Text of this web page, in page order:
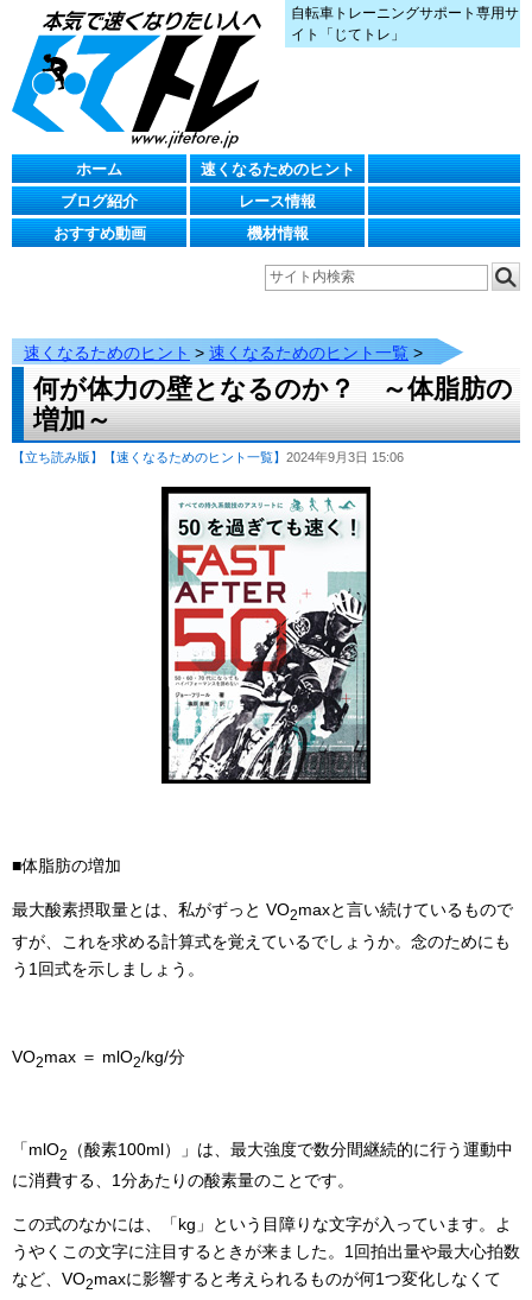
自転車トレーニングサポート専用サ
イト「じてトレ」
ホーム
速くなるためのヒント
ブログ紹介
レース情報
おすすめ動画
機材情報
速くなるためのヒント > 速くなるためのヒント一覧 >
何が体力の壁となるのか？ ～体脂肪の
増加～
【立ち読み版】 【速くなるためのヒント一覧】 2024年9月3日 15:06
■体脂肪の増加
最大酸素摂取量とは、私がずっと VO2maxと言い続けているもので
すが、これを求める計算式を覚えているでしょうか。念のためにも
う1回式を示しましょう。
VO2max ＝ mlO2/kg/分
「mlO2
（酸素100ml）」は、最大強度で数分間継続的に行う運動中
に消費する、1分あたりの酸素量のことです。
この式のなかには、「kg」という目障りな文字が入っています。よ
うやくこの文字に注目するときが来ました。1回拍出量や最大心拍数
など、VO2maxに影響すると考えられるものが何1つ変化しなくて